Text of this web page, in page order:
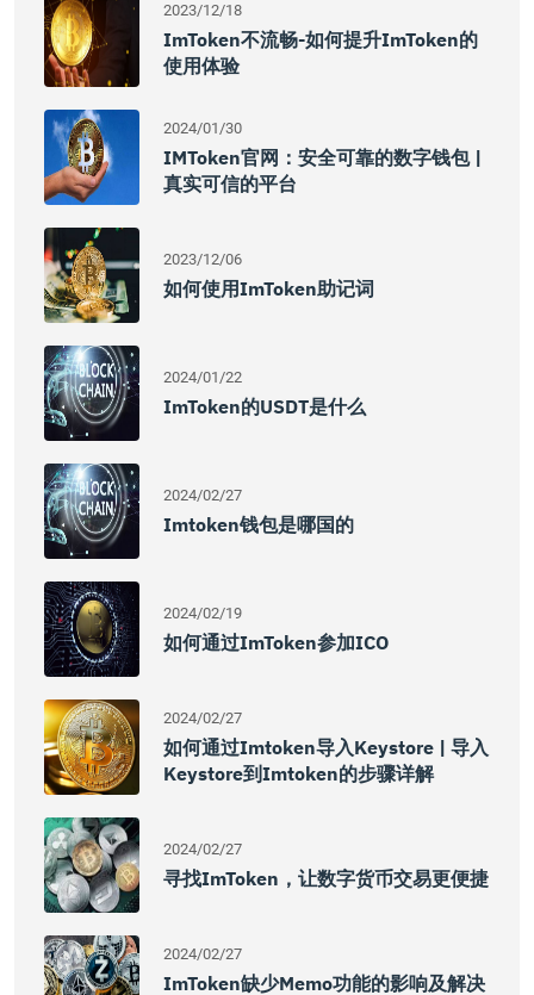
2023/12/18
ImToken不流畅-如何提升imToken的
使用体验
2024/01/30
IMToken官网：安全可靠的数字钱包 |
真实可信的平台
2023/12/06
如何使用imToken助记词
2024/01/22
ImToken的USDT是什么
2024/02/27
Imtoken钱包是哪国的
2024/02/19
如何通过imToken参加ICO
2024/02/27
如何通过imtoken导入keystore | 导入
Keystore到imtoken的步骤详解
2024/02/27
寻找imToken，让数字货币交易更便捷
2024/02/27
ImToken缺少Memo功能的影响及解决